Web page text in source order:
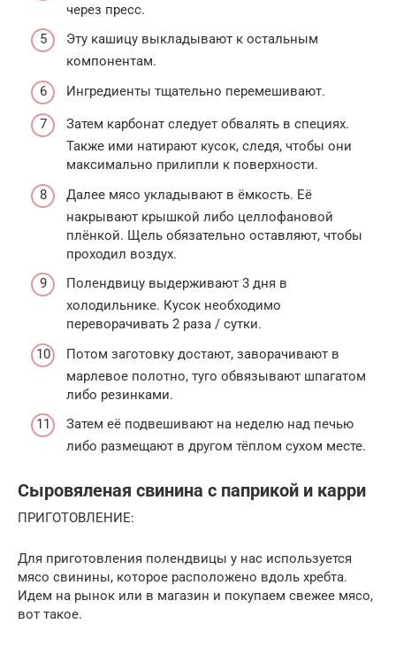
через пресс.
Эту кашицу выкладывают к остальным
компонентам.
Ингредиенты тщательно перемешивают.
Затем карбонат следует обвалять в специях.
Также ими натирают кусок, следя, чтобы они
максимально прилипли к поверхности.
Далее мясо укладывают в ёмкость. Её
накрывают крышкой либо целлофановой
плёнкой. Щель обязательно оставляют, чтобы
проходил воздух.
Полендвицу выдерживают 3 дня в
холодильнике. Кусок необходимо
переворачивать 2 раза / сутки.
Потом заготовку достают, заворачивают в
марлевое полотно, туго обвязывают шпагатом
либо резинками.
Затем её подвешивают на неделю над печью
либо размещают в другом тёплом сухом месте.
Cыровяленая свинина с паприкой и карри
ПРИГОТОВЛЕНИЕ:
Для приготовления полендвицы у нас используется
мясо свинины, которое расположено вдоль хребта.
Идем на рынок или в магазин и покупаем свежее мясо,
вот такое.